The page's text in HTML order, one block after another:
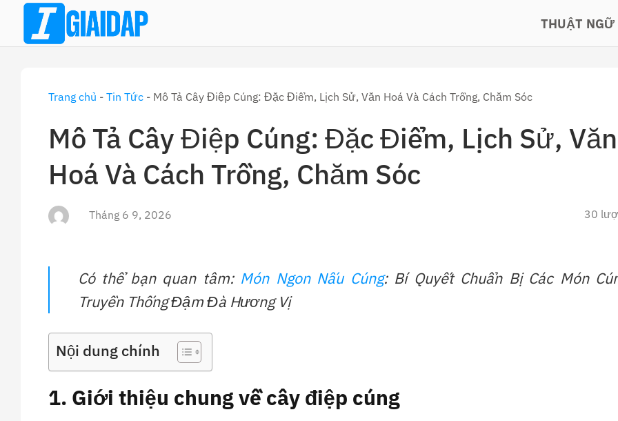
content
THUẬT NGỮ
Trang chủ - Tin Tức - Mô Tả Cây Điệp Cúng: Đặc Điểm, Lịch Sử, Văn Hoá Và Cách Trồng, Chăm Sóc
Mô Tả Cây Điệp Cúng: Đặc Điểm, Lịch Sử, Văn
Hoá Và Cách Trồng, Chăm Sóc
Tháng 6 9, 2026 30
Có thể bạn quan tâm: Món Ngon Nấu Cúng: Bí Quyết Chuẩn Bị Các Món
Truyền Thống Đậm Đà Hương Vị
Nội dung chính
1. Giới thiệu chung về cây điệp cúng